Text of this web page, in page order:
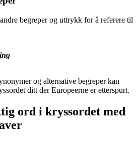
begreper og uttrykk for å referere til
og alternative begreper kan
ditt der Europeerne er etterspurt.
ord i kryssordet med